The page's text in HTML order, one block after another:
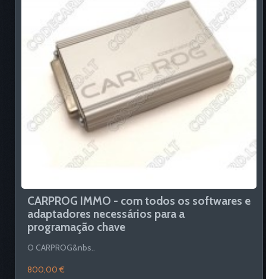
CARPROG IMMO - com todos os softwares e
adaptadores necessários para a
programação chave
O CARPROG&nbs..
800,00 €